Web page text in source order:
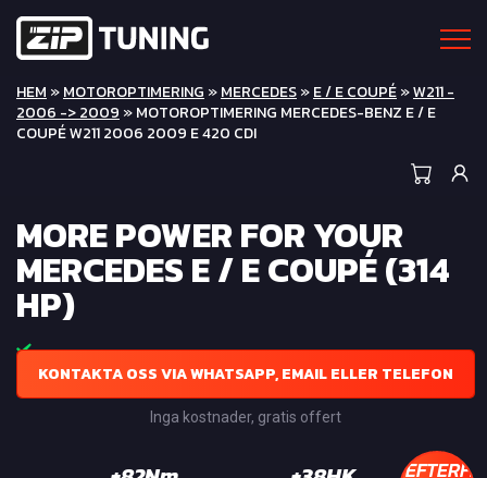
HEM »MOTOROPTIMERING »MERCEDES»E / E COUPÉ»W211 -
2006 -> 2009 » MOTOROPTIMERING MERCEDES-BENZ E / E
COUPÉ W211 2006 2009 E 420 CDI
MORE POWER FOR YOUR
MERCEDES E / E COUPÉ (314
HP)
KONTAKTA OSS VIA WHATSAPP, EMAIL ELLER TELEFON
Inga kostnader, gratis offert